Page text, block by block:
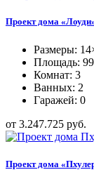
Проект дома
Размеры:
Площадь:
Комнат: 3
Ванных: 2
Гаражей: 0
от 3.247.725 руб.
Проект дома